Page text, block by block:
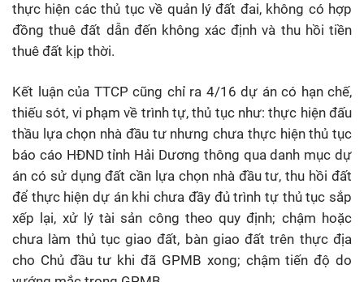
thực hiện các thủ tục về quản lý đất đai, không có hợp
đồng thuê đất dẫn đến không xác định và thu hồi tiền
thuê đất kịp thời.
Kết luận của TTCP cũng chỉ ra 4/16 dự án có hạn chế,
thiếu sót, vi phạm về trình tự, thủ tục như: thực hiện đấu
thầu lựa chọn nhà đầu tư nhưng chưa thực hiện thủ tục
báo cáo HĐND tỉnh Hải Dương thông qua danh mục dự
án có sử dụng đất cần lựa chọn nhà đầu tư, thu hồi đất
để thực hiện dự án khi chưa đầy đủ trình tự thủ tục sắp
xếp lại, xử lý tài sản công theo quy định; chậm hoặc
chưa làm thủ tục giao đất, bàn giao đất trên thực địa
cho Chủ đầu tư khi đã GPMB xong; chậm tiến độ do